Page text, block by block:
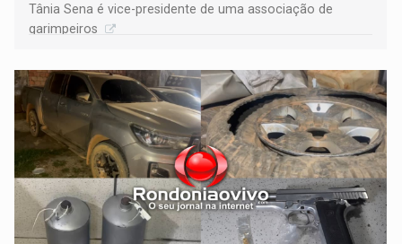
Tânia Sena é vice-presidente de uma associação de
garimpeiros